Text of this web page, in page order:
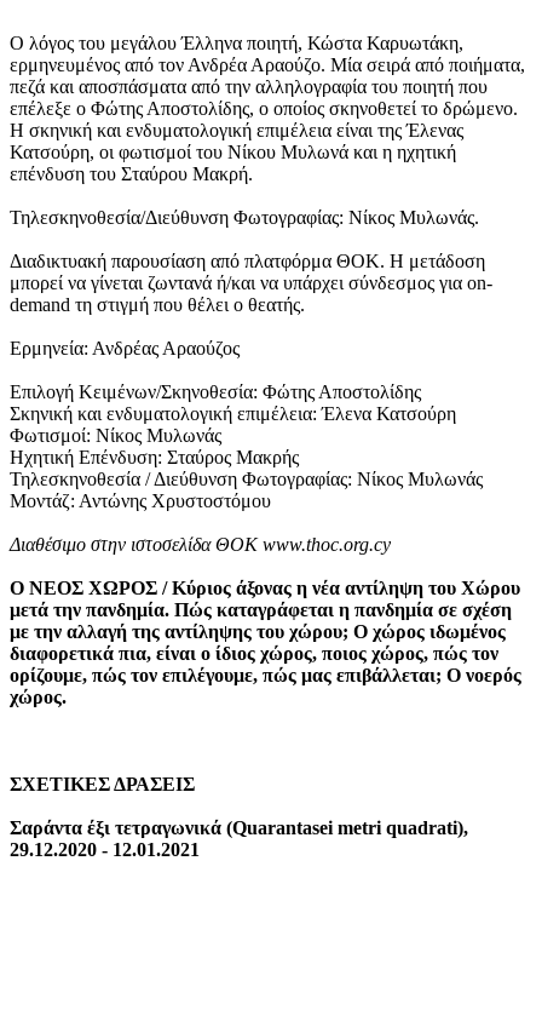
O λόγος του μεγάλου Έλληνα ποιητή, Κώστα Καρυωτάκη,
ερμηνευμένος από τον Ανδρέα Αραούζο. Μία σειρά από ποιήματα,
πεζά και αποσπάσματα από την αλληλογραφία του ποιητή που
επέλεξε ο Φώτης Αποστολίδης, ο οποίος σκηνοθετεί το δρώμενο.
Η σκηνική και ενδυματολογική επιμέλεια είναι της Έλενας
Κατσούρη, οι φωτισμοί του Νίκου Μυλωνά και η ηχητική
επένδυση του Σταύρου Μακρή.
Τηλεσκηνοθεσία/Διεύθυνση Φωτογραφίας: Νίκος Μυλωνάς.
Διαδικτυακή παρουσίαση από πλατφόρμα ΘΟΚ. Η μετάδοση
μπορεί να γίνεται ζωντανά ή/και να υπάρχει σύνδεσμος για on-
demand τη στιγμή που θέλει ο θεατής.
Ερμηνεία: Ανδρέας Αραούζος
Επιλογή Κειμένων/Σκηνοθεσία: Φώτης Αποστολίδης
Σκηνική και ενδυματολογική επιμέλεια: Έλενα Κατσούρη
Φωτισμοί: Νίκος Μυλωνάς
Ηχητική Επένδυση: Σταύρος Μακρής
Τηλεσκηνοθεσία / Διεύθυνση Φωτογραφίας: Νίκος Μυλωνάς
Μοντάζ: Αντώνης Χρυστοστόμου
Διαθέσιμο στην ιστοσελίδα ΘΟΚ www.thoc.org.cy
Ο ΝΕΟΣ ΧΩΡΟΣ / Κύριος άξονας η νέα αντίληψη του Χώρου
μετά την πανδημία. Πώς καταγράφεται η πανδημία σε σχέση
με την αλλαγή της αντίληψης του χώρου; Ο χώρος ιδωμένος
διαφορετικά πια, είναι ο ίδιος χώρος, ποιος χώρος, πώς τον
ορίζουμε, πώς τον επιλέγουμε, πώς μας επιβάλλεται; Ο νοερός
χώρος.
ΣΧΕΤΙΚΕΣ ΔΡΑΣΕΙΣ
Σαράντα έξι τετραγωνικά (Quarantasei metri quadrati),
29.12.2020 - 12.01.2021